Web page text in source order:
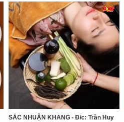
SẮC NHUẬN KHANG - Đ/c: Trần Huy